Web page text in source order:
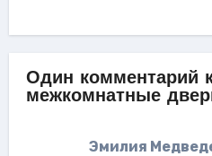
Один комментарий
межкомнатные
Эмилия